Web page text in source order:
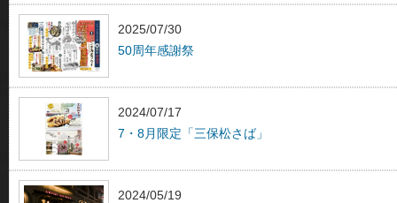
2025/07/30
50周年感謝祭
2024/07/17
7・8月限定「三保松さば」
2024/05/19